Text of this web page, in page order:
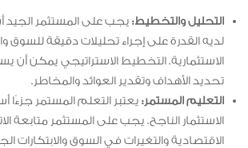
التحليل والتخطيط: يجب على المستثمر الجيد
لديه القدرة على إجراء تحليلات دقيقة للسوق
الاستثمارية. التخطيط الاستراتيجي يمكن أن
تحديد الأهداف وتقدير العوائد والمخاطر.
التعليم المستمر: يعتبر التعلم المستمر جزءًا
الاستثمار الناجح. يجب على المستثمر متابعة
الاقتصادية والتغيرات في السوق والابتكارات